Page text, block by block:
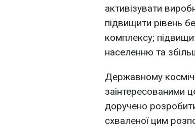
активізувати
підвищити рівень
комплексу;
населенню та
Державному
заінтересованими
доручено
схваленої цим